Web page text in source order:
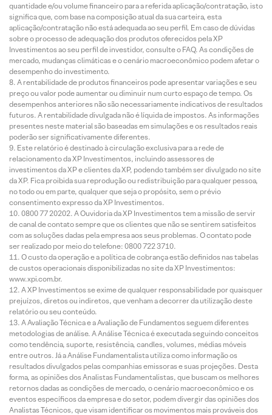
quantidade e/ou volume financeiro para a referida aplicação/contratação, isto
significa que, com base na composição atual da sua carteira, esta
aplicação/contratação não está adequada ao seu perfil. Em caso de dúvidas
sobre o processo de adequação dos produtos oferecidos pela XP
Investimentos ao seu perfil de investidor, consulte o FAQ. As condições de
mercado, mudanças climáticas e o cenário macroeconômico podem afetar o
desempenho do investimento.
A rentabilidade de produtos financeiros pode apresentar variações e seu
preço ou valor pode aumentar ou diminuir num curto espaço de tempo. Os
desempenhos anteriores não são necessariamente indicativos de resultados
futuros. A rentabilidade divulgada não é líquida de impostos. As informações
presentes neste material são baseadas em simulações e os resultados reais
poderão ser significativamente diferentes.
Este relatório é destinado à circulação exclusiva para a rede de
relacionamento da XP Investimentos, incluindo assessores de
investimentos da XP e clientes da XP, podendo também ser divulgado no site
da XP. Fica proibida sua reprodução ou redistribuição para qualquer pessoa,
no todo ou em parte, qualquer que seja o propósito, sem o prévio
consentimento expresso da XP Investimentos.
0800 77 20202. A Ouvidoria da XP Investimentos tem a missão de servir
de canal de contato sempre que os clientes que não se sentirem satisfeitos
com as soluções dadas pela empresa aos seus problemas. O contato pode
ser realizado por meio do telefone: 0800 722 3710.
O custo da operação e a política de cobrança estão definidos nas tabelas
de custos operacionais disponibilizadas no site da XP Investimentos:
www.xpi.com.br.
A XP Investimentos se exime de qualquer responsabilidade por quaisquer
prejuízos, diretos ou indiretos, que venham a decorrer da utilização deste
relatório ou seu conteúdo.
A Avaliação Técnica e a Avaliação de Fundamentos seguem diferentes
metodologias de análise. A Análise Técnica é executada seguindo conceitos
como tendência, suporte, resistência, candles, volumes, médias móveis
entre outros. Já a Análise Fundamentalista utiliza como informação os
resultados divulgados pelas companhias emissoras e suas projeções. Desta
forma, as opiniões dos Analistas Fundamentalistas, que buscam os melhores
retornos dadas as condições de mercado, o cenário macroeconômico e os
eventos específicos da empresa e do setor, podem divergir das opiniões dos
Analistas Técnicos, que visam identificar os movimentos mais prováveis dos